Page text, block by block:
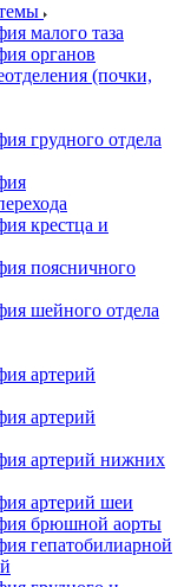
малого таза
органов
(почки,
грудного отдела
крестца и
поясничного
шейного отдела
артерий
артерий
артерий нижних
артерий шеи
брюшной аорты
гепатобилиарной